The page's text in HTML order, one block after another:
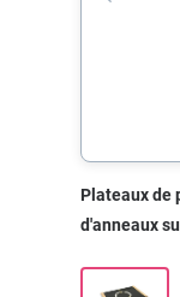
Plateaux de
d'anneaux